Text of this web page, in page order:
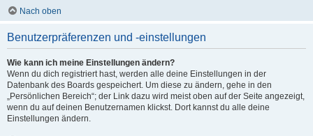
Nach oben
Benutzerpräferenzen und -einstellungen
Wie kann ich meine Einstellungen ändern?
Wenn du dich registriert hast, werden alle deine Einstellungen in der
Datenbank des Boards gespeichert. Um diese zu ändern, gehe in den
„Persönlichen Bereich“; der Link dazu wird meist oben auf der Seite angezeigt,
wenn du auf deinen Benutzernamen klickst. Dort kannst du alle deine
Einstellungen ändern.